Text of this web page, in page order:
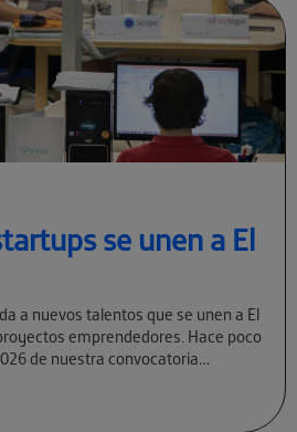
se unen a El
a nuevos talentos que se unen a El
emprendedores. Hace poco
de nuestra convocatoria